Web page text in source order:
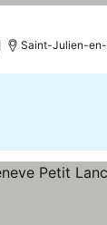
Saint-Julien-en-